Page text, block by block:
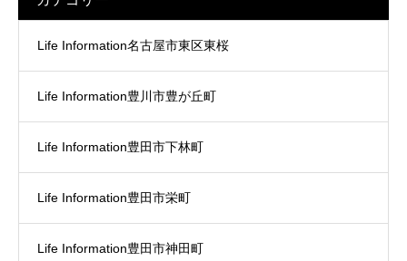
Life Information名古屋市東区東桜
Life Information豊川市豊が丘町
Life Information豊田市下林町
Life Information豊田市栄町
Life Information豊田市神田町